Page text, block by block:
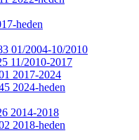
heden
01/2004-10/2010
11/2010-2017
2017-2024
2024-heden
2014-2018
2018-heden